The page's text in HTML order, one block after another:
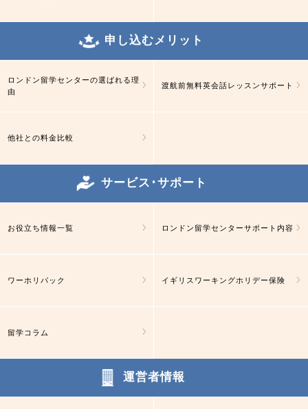
申し込むメリット
ロンドン留学センターの選ばれる理
由
渡航前無料英会話レッスンサポート
他社との料金比較
サービス･サポート
お役立ち情報一覧 ロンドン留学センターサポート内容
ワーホリパック イギリスワーキングホリデー保険
留学コラム
運営者情報